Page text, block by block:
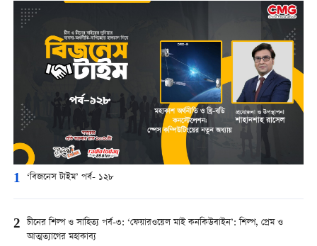
1 ‘বিজনেস টাইম’ পর্ব- ১২৮
2 চীনের শিল্প ও সাহিত্য পর্ব-৩: ‘ফেয়ারওয়েল মাই কনকিউবাইন’: শিল্প, প্রেম ও
আত্মত্যাগের মহাকাব্য